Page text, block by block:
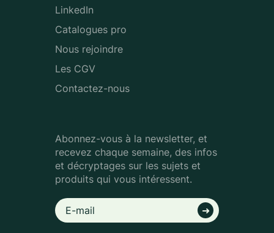
LinkedIn
Catalogues pro
Nous rejoindre
Les CGV
Contactez-nous
Abonnez-vous à la newsletter, et
recevez chaque semaine, des infos
et décryptages sur les sujets et
produits qui vous intéressent.